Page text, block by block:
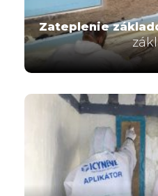
Zateplenie